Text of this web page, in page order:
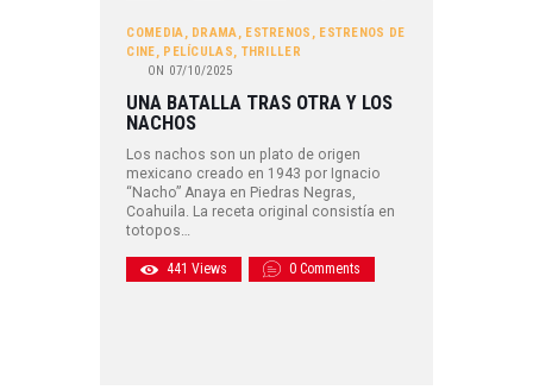
COMEDIA, DRAMA, ESTRENOS , ESTRENOS DE
CINE, PELÍCULAS, THRILLER
ON 07/10/2025
UNA BATALLA TRAS OTRA Y LOS
NACHOS
Los nachos son un plato de origen
mexicano creado en 1943 por Ignacio
“Nacho” Anaya en Piedras Negras,
Coahuila. La receta original consistía en
totopos…
441 Views 0 Comments